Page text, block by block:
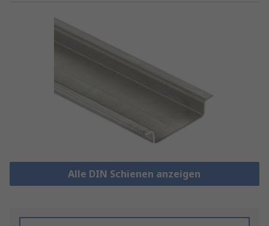
Alle DIN Schienen anzeigen